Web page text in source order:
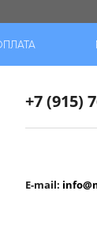
+7 (915)
E-mail: